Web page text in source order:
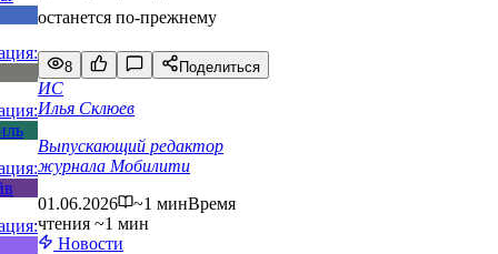
останется по-прежнему
8 Поделиться
ИС
Илья Склюев
Выпускающий редактор
журнала Мобилити
01.06.2026
~1 минВремя
чтения ~1 мин
Новости